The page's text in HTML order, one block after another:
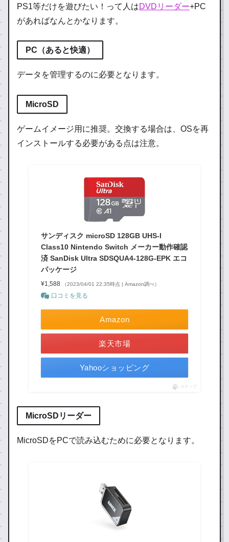
PS1等だけを遊びたい！って人はDVDリーダー+PC
があればなんとかなります。
PC （あると快適）
データを管理するのに必要となります。
MicroSD
ゲームイメージ用に推奨。交換する場合は、OSを再
インストールする必要がある点は注意。
サンディスク microSD 128GB UHS-I
Class10 Nintendo Switch メーカー動作確認
済 SanDisk Ultra SDSQUA4-128G-EPK エコ
パッケージ
¥1,588 （2023/04/01 22:35時点 | Amazon調べ）
口コミを見る
Amazon
楽天市場
Yahooショッピング
ポチップ
MicroSDリーダー
MicroSDをPCで読み込むために必要となります。